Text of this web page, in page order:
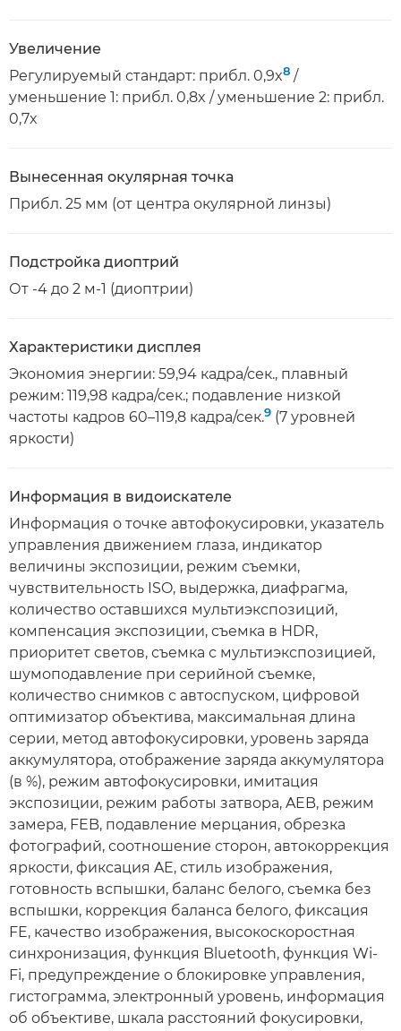
Увеличение
Регулируемый стандарт: прибл. 0,9x8 /
уменьшение 1: прибл. 0,8x / уменьшение 2: прибл.
0,7x
Вынесенная окулярная точка
Прибл. 25 мм (от центра окулярной линзы)
Подстройка диоптрий
От -4 до 2 м-1 (диоптрии)
Характеристики дисплея
Экономия энергии: 59,94 кадра/сек., плавный
режим: 119,98 кадра/сек.; подавление низкой
частоты кадров 60–119,8 кадра/сек.9 (7 уровней
яркости)
Информация в видоискателе
Информация о точке автофокусировки, указатель
управления движением глаза, индикатор
величины экспозиции, режим съемки,
чувствительность ISO, выдержка, диафрагма,
количество оставшихся мультиэкспозиций,
компенсация экспозиции, съемка в HDR,
приоритет светов, съемка с мультиэкспозицией,
шумоподавление при серийной съемке,
количество снимков с автоспуском, цифровой
оптимизатор объектива, максимальная длина
серии, метод автофокусировки, уровень заряда
аккумулятора, отображение заряда аккумулятора
(в %), режим автофокусировки, имитация
экспозиции, режим работы затвора, AEB, режим
замера, FEB, подавление мерцания, обрезка
фотографий, соотношение сторон, автокоррекция
яркости, фиксация AE, стиль изображения,
готовность вспышки, баланс белого, съемка без
вспышки, коррекция баланса белого, фиксация
FE, качество изображения, высокоскоростная
синхронизация, функция Bluetooth, функция Wi-
Fi, предупреждение о блокировке управления,
гистограмма, электронный уровень, информация
об объективе, шкала расстояний фокусировки,